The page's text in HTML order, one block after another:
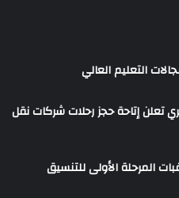
التعليم العالي
تعلن إتاحة حجز رحلات شركات نقل
المرحلة الأولى للتنسيق